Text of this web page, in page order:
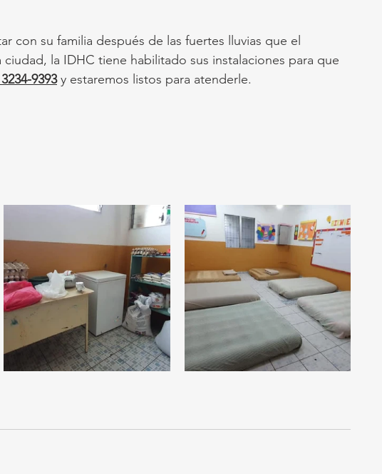
con su familia después de las fuertes lluvias que el
la IDHC tiene habilitado sus instalaciones para que
9393 y estaremos listos para atenderle.